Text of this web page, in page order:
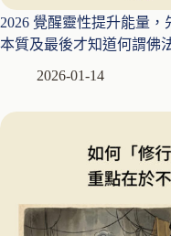
2026 覺醒靈性提升能量
本質及最後才知道何謂佛
2026-01-14